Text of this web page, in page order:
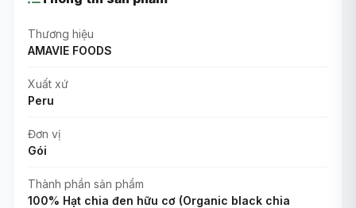
Thương hiệu
AMAVIE FOODS
Xuất xứ
Peru
Đơn vị
Gói
Thành phần sản phẩm
100% Hạt chia đen hữu cơ (Organic black chia